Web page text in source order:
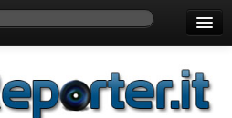
D’Ambra